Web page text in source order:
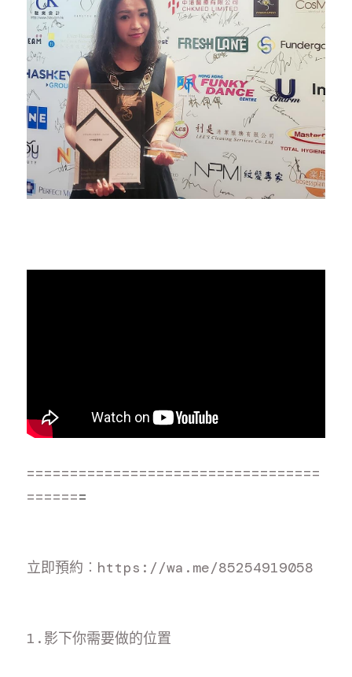
==================================
=======
立即預約 ︰https://wa.me/85254919058
1.影下你需要做的位置